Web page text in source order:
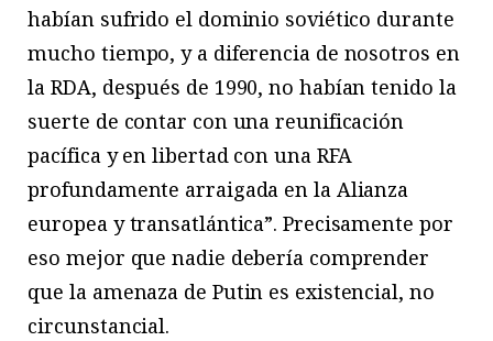
habían sufrido el dominio soviético durante
mucho tiempo, y a diferencia de nosotros en
la RDA, después de 1990, no habían tenido la
suerte de contar con una reunificación
pacífica y en libertad con una RFA
profundamente arraigada en la Alianza
europea y transatlántica”. Precisamente por
eso mejor que nadie debería comprender
que la amenaza de Putin es existencial, no
circunstancial.